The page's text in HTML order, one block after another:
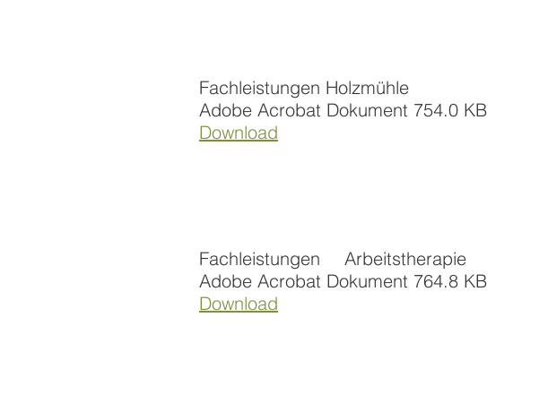
Fachleistungen Holzmühle
Adobe Acrobat Dokument 754.0 KB
Download
Fachleistungen Arbeitstherapie
Adobe Acrobat Dokument 764.8 KB
Download